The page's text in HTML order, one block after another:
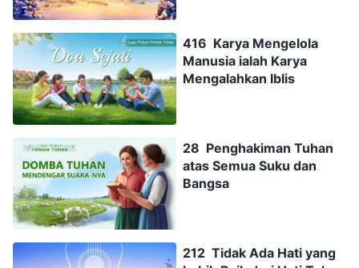
416 Karya Mengelola
Manusia ialah Karya
Mengalahkan Iblis
28 Penghakiman Tuhan
atas Semua Suku dan
Bangsa
212 Tidak Ada Hati yang